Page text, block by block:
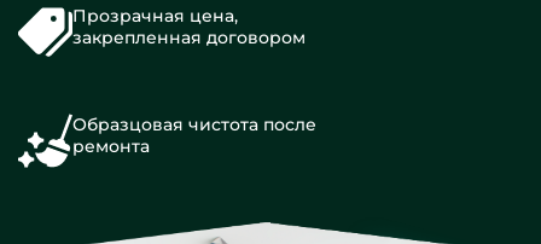
Прозрачная цена,
закрепленная договором
Образцовая чистота после
ремонта